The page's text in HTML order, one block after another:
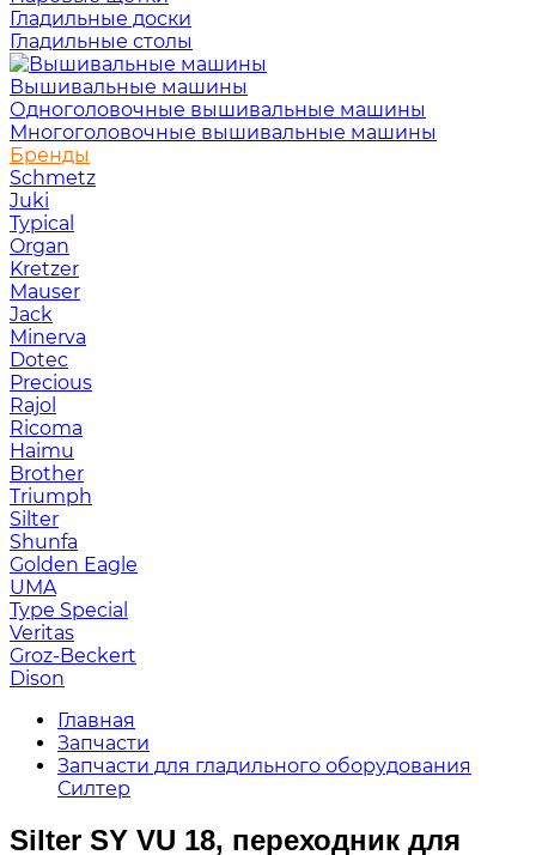
Гладильные доски
Гладильные столы
Вышивальные машины
Одноголовочные вышивальные машины
Многоголовочные вышивальные машины
Бренды
Schmetz
Juki
Typical
Organ
Kretzer
Mauser
Jack
Minerva
Dotec
Precious
Rajol
Ricoma
Haimu
Brother
Triumph
Silter
Shunfa
Golden Eagle
UMA
Type Special
Veritas
Groz-Beckert
Dison
Главная
Запчасти
Запчасти для гладильного оборудования
Силтер
Silter SY VU 18, переходник для